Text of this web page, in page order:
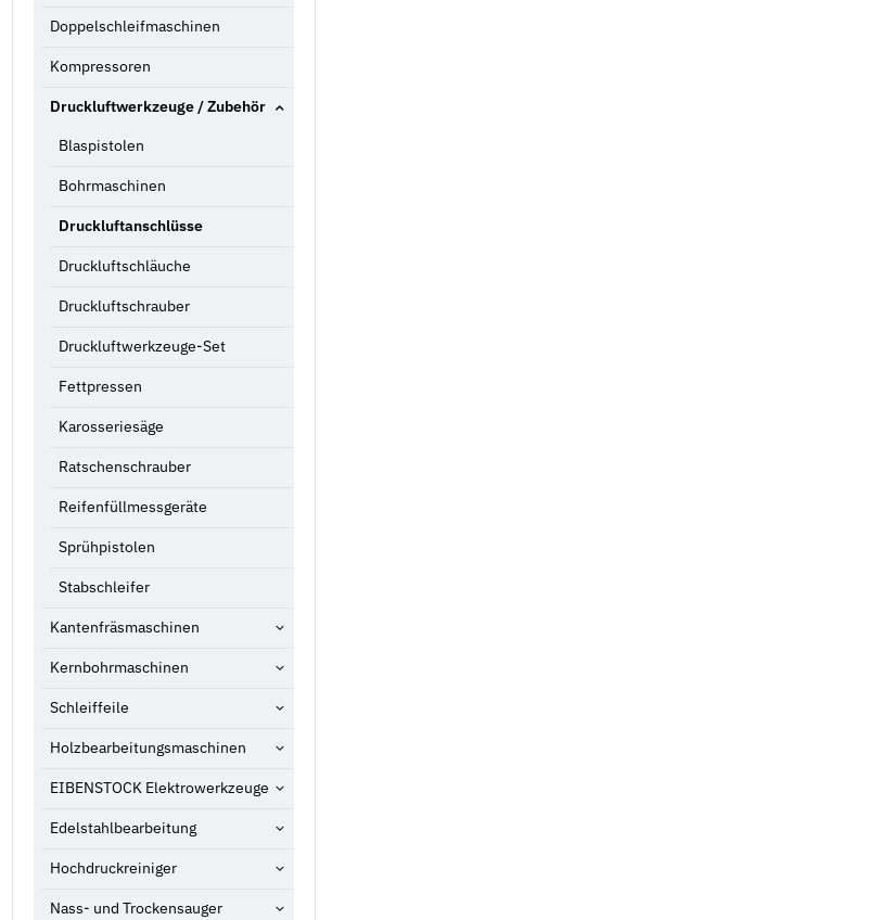
Doppelschleifmaschinen
Kompressoren
Druckluftwerkzeuge / Zubehör
Blaspistolen
Bohrmaschinen
Druckluftanschlüsse
Druckluftschläuche
Druckluftschrauber
Druckluftwerkzeuge-Set
Fettpressen
Karosseriesäge
Ratschenschrauber
Reifenfüllmessgeräte
Sprühpistolen
Stabschleifer
Kantenfräsmaschinen
Kernbohrmaschinen
Schleiffeile
Holzbearbeitungsmaschinen
EIBENSTOCK Elektrowerkzeuge
Edelstahlbearbeitung
Hochdruckreiniger
Nass- und Trockensauger